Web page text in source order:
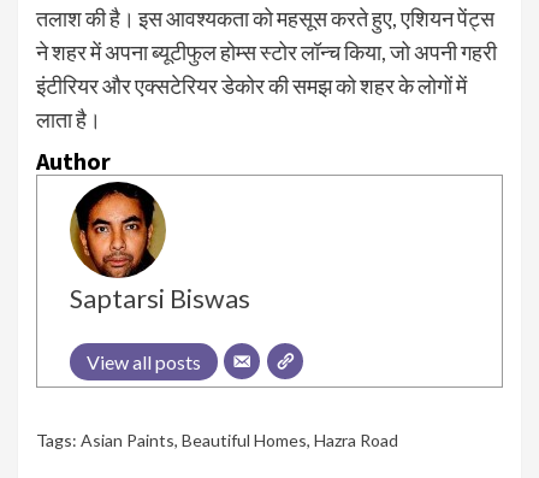
तलाश की है। इस आवश्यकता को महसूस करते हुए, एशियन पेंट्स
ने शहर में अपना ब्यूटीफुल होम्स स्टोर लॉन्च किया, जो अपनी गहरी
इंटीरियर और एक्सटेरियर डेकोर की समझ को शहर के लोगों में
लाता है।
Author
Saptarsi Biswas
View all posts
Tags: Asian Paints, Beautiful Homes, Hazra Road